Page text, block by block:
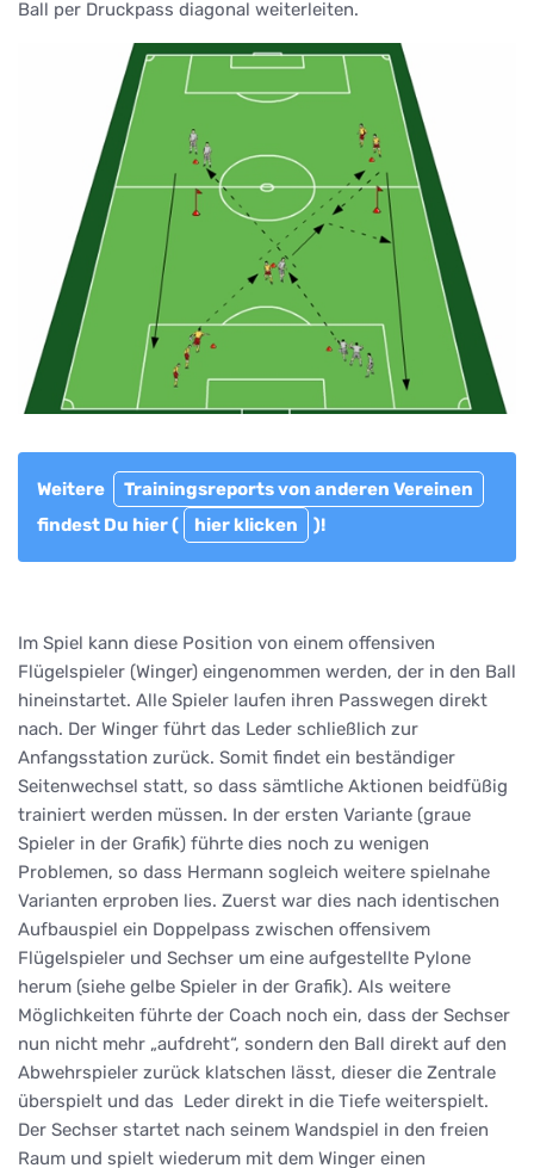
Ball per Druckpass diagonal weiterleiten.
Weitere
Trainingsreports von anderen Vereinen
findest Du hier (
hier klicken )!
Im Spiel kann diese Position von einem offensiven
Flügelspieler (Winger) eingenommen werden, der in den Ball
hineinstartet. Alle Spieler laufen ihren Passwegen direkt
nach. Der Winger führt das Leder schließlich zur
Anfangsstation zurück. Somit findet ein beständiger
Seitenwechsel statt, so dass sämtliche Aktionen beidfüßig
trainiert werden müssen. In der ersten Variante (graue
Spieler in der Grafik) führte dies noch zu wenigen
Problemen, so dass Hermann sogleich weitere spielnahe
Varianten erproben lies. Zuerst war dies nach identischen
Aufbauspiel ein Doppelpass zwischen offensivem
Flügelspieler und Sechser um eine aufgestellte Pylone
herum (siehe gelbe Spieler in der Grafik). Als weitere
Möglichkeiten führte der Coach noch ein, dass der Sechser
nun nicht mehr „aufdreht“, sondern den Ball direkt auf den
Abwehrspieler zurück klatschen lässt, dieser die Zentrale
überspielt und das Leder direkt in die Tiefe weiterspielt.
Der Sechser startet nach seinem Wandspiel in den freien
Raum und spielt wiederum mit dem Winger einen